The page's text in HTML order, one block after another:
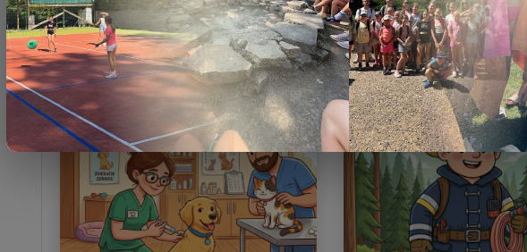
Dokumentácia - príloha| PDF | 2.23 Mb
Zoznam aktualít: